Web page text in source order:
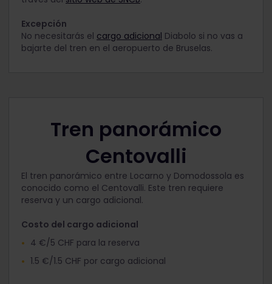
Excepción
No necesitarás el cargo adicional Diabolo si no vas a
bajarte del tren en el aeropuerto de Bruselas.
Tren panorámico
Centovalli
El tren panorámico entre Locarno y Domodossola es
conocido como el Centovalli. Este tren requiere
reserva y un cargo adicional.
Costo del cargo adicional
4 €/5 CHF para la reserva
1.5 €/1.5 CHF por cargo adicional